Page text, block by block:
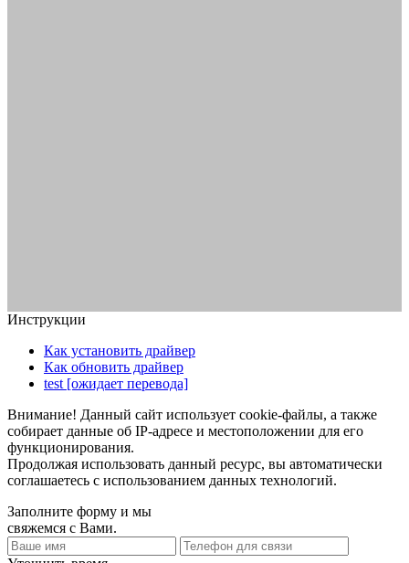
Инструкции
Как установить драйвер
Как обновить драйвер
test [ожидает перевода]
Внимание! Данный сайт использует cookie-файлы, а также
собирает данные об IP-адресе и местоположении для его
функционирования.
Продолжая использовать данный ресурс, вы автоматически
соглашаетесь с использованием данных технологий.
Заполните форму и мы
свяжемся с Вами.